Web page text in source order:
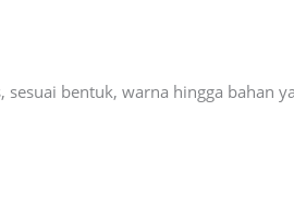
bentuk, warna hingga bahan